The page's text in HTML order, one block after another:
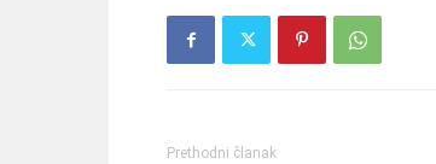
Prethodni članak